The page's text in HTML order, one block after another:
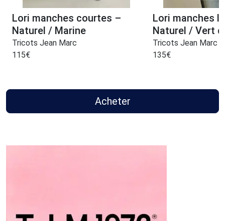
Lori manches courtes –
Naturel / Marine
Tricots Jean Marc
115€
Lori manches
Naturel / Vert
Tricots Jean Marc
135€
Acheter